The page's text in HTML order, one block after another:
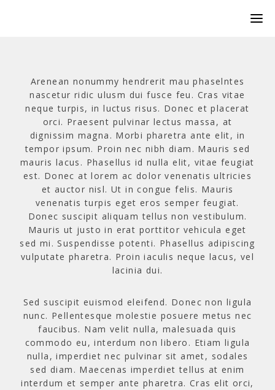
Arenean nonummy hendrerit mau phaselntes
nascetur ridic ulusm dui fusce feu. Cras vitae
neque turpis, in luctus risus. Donec et placerat
orci. Praesent pulvinar lectus massa, at
dignissim magna. Morbi pharetra ante elit, in
tempor ipsum. Proin nec nibh diam. Mauris sed
mauris lacus. Phasellus id nulla elit, vitae feugiat
est. Donec at lorem ac dolor venenatis ultricies
et auctor nisl. Ut in congue felis. Mauris
venenatis turpis eget eros semper feugiat.
Donec suscipit aliquam tellus non vestibulum.
Mauris ut justo in erat porttitor vehicula eget
sed mi. Suspendisse potenti. Phasellus adipiscing
vulputate pharetra. Proin iaculis neque lacus, vel
lacinia dui.
Sed suscipit euismod eleifend. Donec non ligula
nunc. Pellentesque molestie posuere metus nec
faucibus. Nam velit nulla, malesuada quis
commodo eu, interdum non libero. Etiam ligula
nulla, imperdiet nec pulvinar sit amet, sodales
sed diam. Maecenas imperdiet tellus at enim
interdum et semper ante pharetra. Cras elit orci,